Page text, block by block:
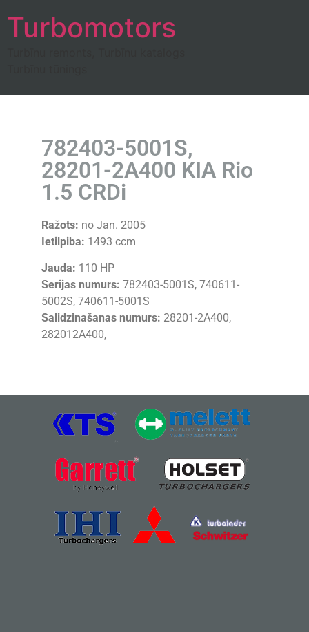
Turbomotors
782403-5001S,
28201-2A400 KIA Rio
1.5 CRDi
Ražots: no Jan. 2005
Ietilpiba: 1493 ccm
Jauda: 110 HP
Serijas numurs: 782403-5001S, 740611-
5002S, 740611-5001S
Salidzinašanas numurs: 28201-2A400,
282012A400,